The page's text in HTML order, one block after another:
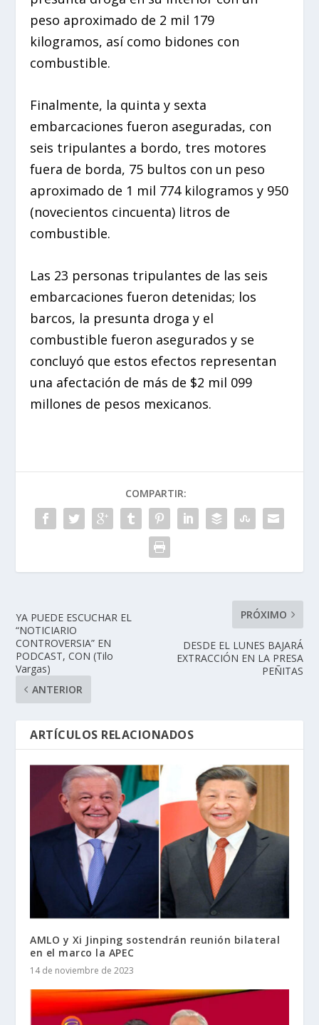
peso aproximado de 2 mil 179
kilogramos, así como bidones con
combustible.
Finalmente, la quinta y sexta
embarcaciones fueron aseguradas, con
seis tripulantes a bordo, tres motores
fuera de borda, 75 bultos con un peso
aproximado de 1 mil 774 kilogramos y 950
(novecientos cincuenta) litros de
combustible.
Las 23 personas tripulantes de las seis
embarcaciones fueron detenidas; los
barcos, la presunta droga y el
combustible fueron asegurados y se
concluyó que estos efectos representan
una afectación de más de $2 mil 099
millones de pesos mexicanos.
COMPARTIR:
YA PUEDE ESCUCHAR EL
“NOTICIARIO
CONTROVERSIA” EN
PODCAST, CON (Tilo
Vargas)
ANTERIOR
PRÓXIMO
DESDE EL LUNES BAJARÁ
EXTRACCIÓN EN LA PRESA
PEÑITAS
ARTÍCULOS RELACIONADOS
AMLO y Xi Jinping sostendrán reunión bilateral
en el marco la APEC
14 de noviembre de 2023